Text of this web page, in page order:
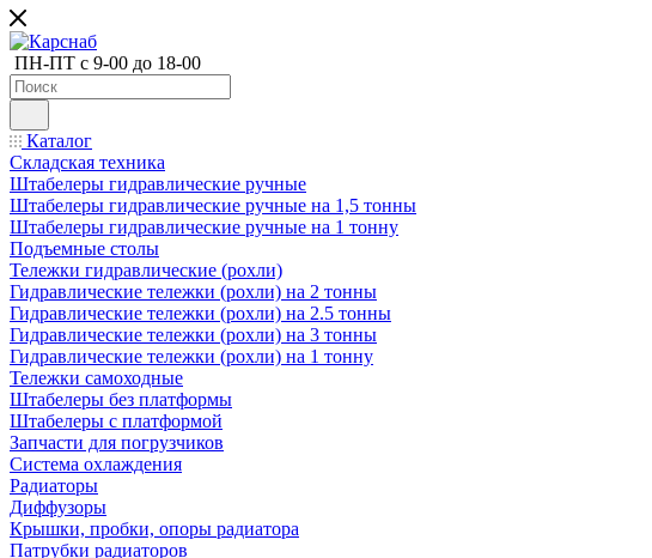
ПН-ПТ с 9-00 до 18-00
Каталог
Складская техника
Штабелеры гидравлические ручные
Штабелеры гидравлические ручные на 1,5 тонны
Штабелеры гидравлические ручные на 1 тонну
Подъемные столы
Тележки гидравлические (рохли)
Гидравлические тележки (рохли) на 2 тонны
Гидравлические тележки (рохли) на 2.5 тонны
Гидравлические тележки (рохли) на 3 тонны
Гидравлические тележки (рохли) на 1 тонну
Тележки самоходные
Штабелеры без платформы
Штабелеры с платформой
Запчасти для погрузчиков
Система охлаждения
Радиаторы
Диффузоры
Крышки, пробки, опоры радиатора
Патрубки радиаторов